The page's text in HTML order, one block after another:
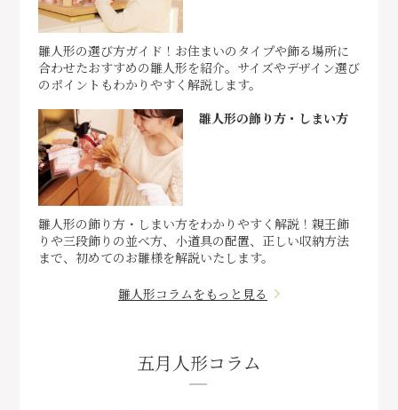
雛人形の選び方ガイド！お住まいのタイプや飾る場所に
合わせたおすすめの雛人形を紹介。サイズやデザイン選び
のポイントもわかりやすく解説します。
雛人形の飾り方・しまい方
雛人形の飾り方・しまい方をわかりやすく解説！親王飾
りや三段飾りの並べ方、小道具の配置、正しい収納方法
まで、初めてのお雛様を解説いたします。
雛人形コラムをもっと見る
五月人形コラム